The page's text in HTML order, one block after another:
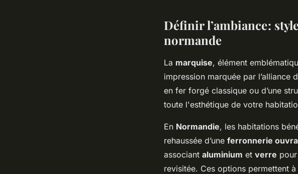
Définir l’ambiance :
normande
La marquise, élément
impression marquée par l’alliance
en fer forgé classique ou d’une
toute l'esthétique de votre
En Normandie, les habitations
rehaussée d’une ferronnerie
associant aluminium et verre
revisitée. Ces options permettent